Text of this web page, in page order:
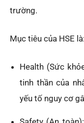
trường.
Mục tiêu của HSE là:
Health (Sức
tinh thần của
yếu tố nguy cơ